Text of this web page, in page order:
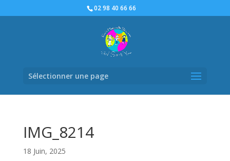
02 98 40 66 66
Sélectionner une page
IMG_8214
18 Juin, 2025